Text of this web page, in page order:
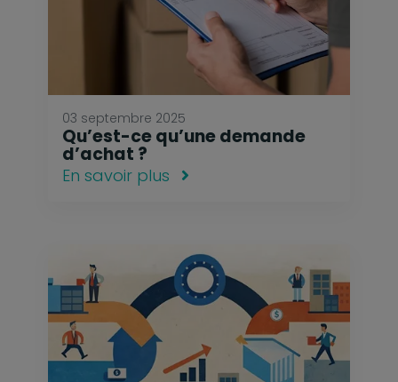
03 septembre 2025
Qu’est-ce qu’une demande
d’achat ?
En savoir plus